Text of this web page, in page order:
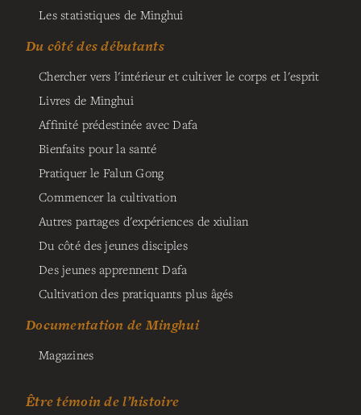
Les statistiques de Minghui
Du côté des débutants
Chercher vers l'intérieur et cultiver le corps et l'esprit
Livres de Minghui
Affinité prédestinée avec Dafa
Bienfaits pour la santé
Pratiquer le Falun Gong
Commencer la cultivation
Autres partages d'expériences de xiulian
Du côté des jeunes disciples
Des jeunes apprennent Dafa
Cultivation des pratiquants plus âgés
Documentation de Minghui
Magazines
Être témoin de l’histoire